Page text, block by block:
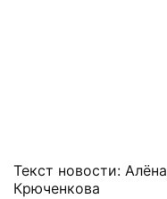
Текст новости: Алёна
Крюченкова